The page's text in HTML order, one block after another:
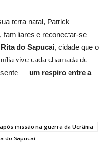
terra natal, Patrick
familiares e reconectar-se
do Sapucaí, cidade que o
vive cada chamada de
— um respiro entre a
missão na guerra da Ucrânia
do Sapucaí